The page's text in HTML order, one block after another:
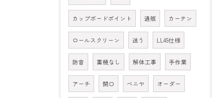
カップボードポイント 通販 カーテン
ロールスクリーン 迷う LL45仕様
防音 重機なし 解体工事 手作業
アーチ 開口 ベニヤ オーダー